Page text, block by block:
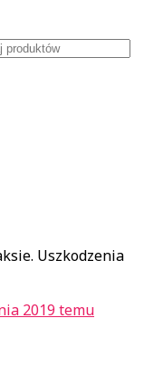
Uszkodzenia
2019 temu